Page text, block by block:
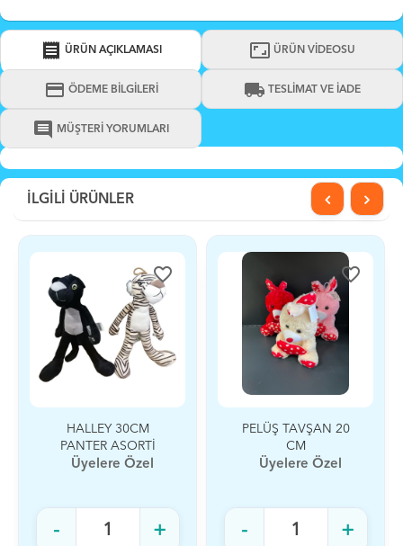
receipt ÜRÜN AÇIKLAMASI aspect_ratio ÜRÜN VİDEOSU
credit_card ÖDEME BİLGİLERİ local_shipping TESLİMAT VE İADE
comment MÜŞTERİ YORUMLARI
İLGİLİ ÜRÜNLER
favorite_border
ASORTİ
favorite_border
PELÜŞ TAVŞAN 20
-
PELÜŞ
-